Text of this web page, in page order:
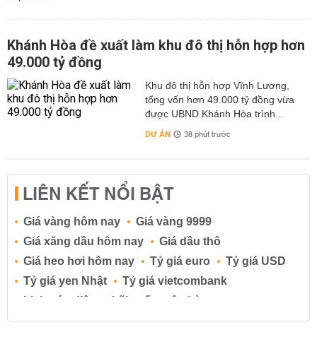
Khánh Hòa đề xuất làm khu đô thị hỗn hợp hơn
49.000 tỷ đồng
Khu đô thị hỗn hợp Vĩnh Lương,
tổng vốn hơn 49.000 tỷ đồng vừa
được UBND Khánh Hòa trình...
DỰ ÁN 38 phút trước
LIÊN KẾT NỔI BẬT
Giá vàng hôm nay
Giá vàng 9999
Giá xăng dầu hôm nay
Giá dầu thô
Giá heo hơi hôm nay
Tỷ giá euro
Tỷ giá USD
Tỷ giá yen Nhật
Tỷ giá vietcombank
Lịch cúp điện
Lãi suất ngân hàng
Lãi suất tiết kiệm
Lãi suất tiền gửi